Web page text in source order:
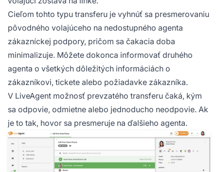
Cieľom tohto typu transferu je vyhnúť sa presmerovaniu
pôvodného volajúceho na nedostupného agenta
zákazníckej podpory, pričom sa čakacia doba
minimalizuje. Môžete dokonca informovať druhého
agenta o všetkých dôležitých informáciách o
zákazníkovi, tickete alebo požiadavke zákazníka.
V LiveAgent možnosť prevzatého transferu čaká, kým
sa odpovie, odmietne alebo jednoducho neodpovie. Ak
je to tak, hovor sa presmeruje na ďalšieho agenta.